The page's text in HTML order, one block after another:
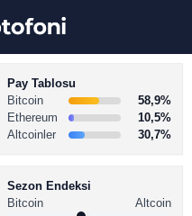
Pay Tablosu
Bitcoin
58,9%
Ethereum
10,5%
Altcoinler
30,7%
Sezon Endeksi
Bitcoin
Altcoin